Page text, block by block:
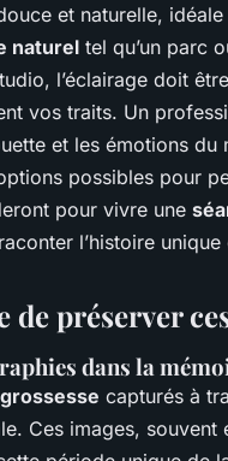
et naturelle,
naturel tel qu’un parc
l’éclairage doit
vos traits. Un
et les émotions
possibles pour
pour vivre une
l’histoire
de préserver
dans la
capturés à
Ces images,